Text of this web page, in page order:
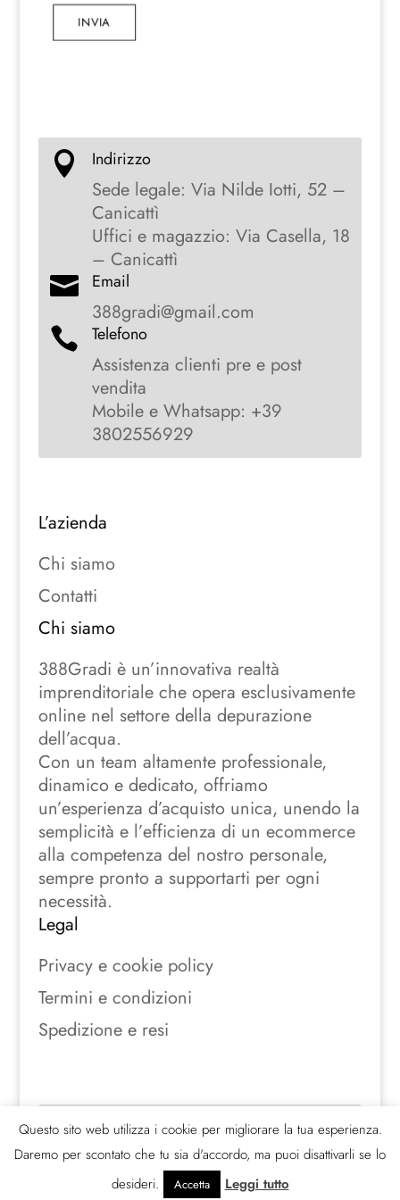
INVIA
 Indirizzo
Sede legale: Via Nilde Iotti, 52 –
Canicattì
Uffici e magazzio: Via Casella, 18
– Canicattì
 Email
388gradi@gmail.com
 Telefono
Assistenza clienti pre e post
vendita
Mobile e Whatsapp: +39
3802556929
L’azienda
Chi siamo
Contatti
Chi siamo
388Gradi è un’innovativa realtà
imprenditoriale che opera esclusivamente
online nel settore della depurazione
dell’acqua.
Con un team altamente professionale,
dinamico e dedicato, offriamo
un’esperienza d’acquisto unica, unendo la
semplicità e l’efficienza di un ecommerce
alla competenza del nostro personale,
sempre pronto a supportarti per ogni
necessità.
Legal
Privacy e cookie policy
Termini e condizioni
Spedizione e resi
Seguici sui social
Questo sito web utilizza i cookie per migliorare la tua esperienza.
Daremo per scontato che tu sia d'accordo, ma puoi disattivarli se lo
desideri.
Accetta Leggi tutto